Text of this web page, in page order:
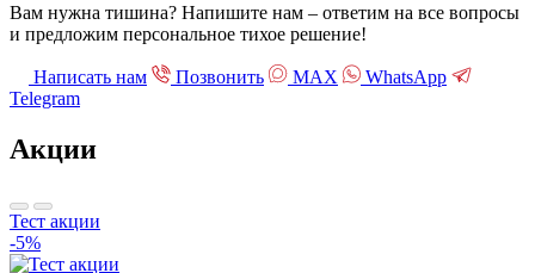
Вам нужна тишина? Напишите нам – ответим на все вопросы
и предложим персональное тихое решение!
Написать нам Позвонить МАХ
WhatsApp
Telegram
Акции
Тест акции
-5%